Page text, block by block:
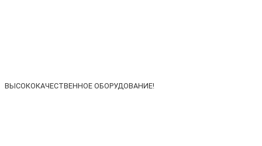
ВЫСОКОКАЧЕСТВЕННОЕ ОБОРУДОВАНИЕ!